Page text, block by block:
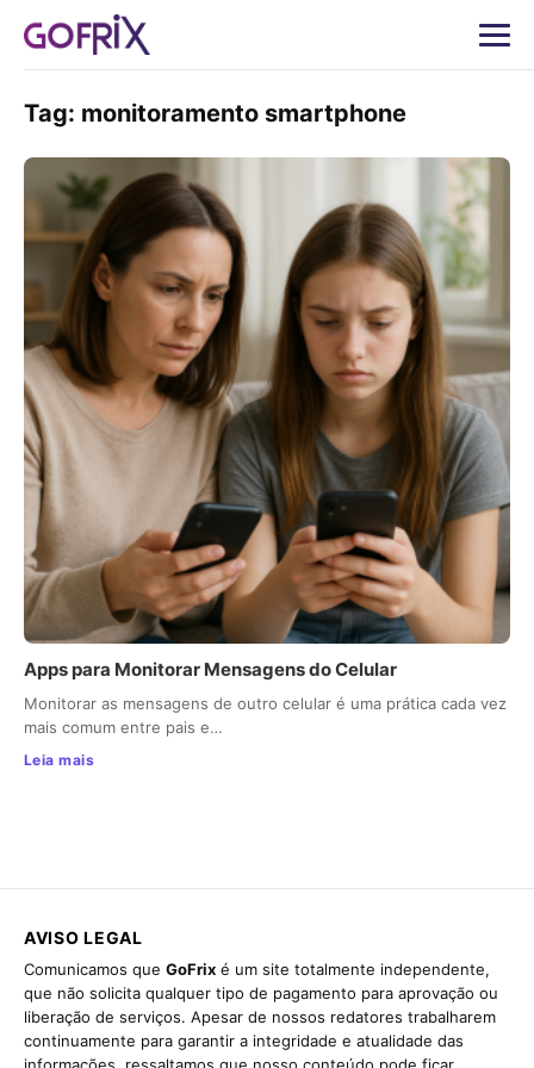
Tag: monitoramento smartphone
Apps para Monitorar Mensagens do Celular
Monitorar as mensagens de outro celular é uma prática cada vez
mais comum entre pais e…
Leia mais
AVISO LEGAL
Comunicamos que GoFrix é um site totalmente independente,
que não solicita qualquer tipo de pagamento para aprovação ou
liberação de serviços. Apesar de nossos redatores trabalharem
continuamente para garantir a integridade e atualidade das